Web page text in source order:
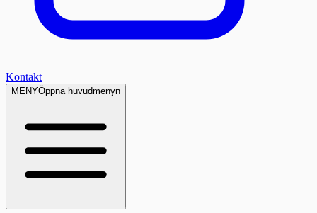
Kontakt
MENYÖppna huvudmenyn